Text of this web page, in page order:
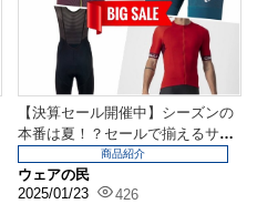
【決算セール開催中】シーズンの
本番は夏！？セールで揃えるサマ
ーウェア【メンズ・レ...
ウェアの民
2025/01/23
426
商品紹介